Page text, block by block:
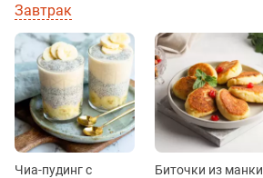
Завтрак
Чиа-пудинг с
Биточки из манки